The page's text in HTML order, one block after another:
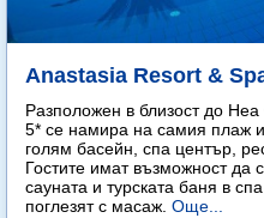
Anastasia Resort &
Разположен в близост до
5* се намира на самия плаж и
голям басейн, спа център,
Гостите имат възможност да
сауната и турската баня в
поглезят с масаж. Още...